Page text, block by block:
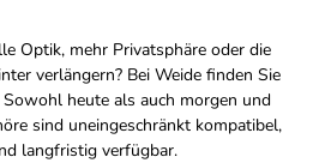
Optik, mehr Privatsphäre oder die
verlängern? Bei Weide finden Sie
heute als auch morgen und
sind uneingeschränkt kompatibel,
langfristig verfügbar.